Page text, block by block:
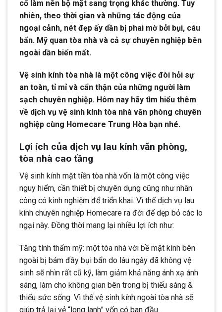
cố làm nên bộ mặt sang trọng khác thường. Tuy
nhiên, theo thời gian và những tác động của
ngoại cảnh, nét đẹp ấy dần bị phai mờ bởi bụi, cáu
bẩn. Mỹ quan tòa nhà và cả sự chuyên nghiệp bên
ngoài dần biến mất.
Vệ sinh kính tòa nhà là một công việc đòi hỏi sự
an toàn, tỉ mỉ và cẩn thận của những người làm
sạch chuyên nghiệp. Hôm nay hãy tìm hiểu thêm
về dịch vụ vệ sinh kính tòa nhà văn phòng chuyên
nghiệp cùng Homecare Trung Hòa bạn nhé.
Lợi ích của dịch vụ lau kính văn phòng,
tòa nhà cao tầng
Vệ sinh kính mặt tiền tòa nhà vốn là một công việc
nguy hiểm, cần thiết bị chuyên dụng cũng như nhân
công có kinh nghiệm để triển khai. Vì thế dịch vụ lau
kính chuyên nghiệp Homecare ra đời để dẹp bỏ các lo
ngại này. Đồng thời mang lại nhiều lợi ích như:
Tăng tính thẩm mỹ: một tòa nhà với bề mặt kính bên
ngoài bị bám đầy bụi bẩn do lâu ngày đã không vệ
sinh sẽ nhìn rất cũ kỹ, làm giảm khả năng ánh xạ ánh
sáng, làm cho không gian bên trong bị thiếu sáng &
thiếu sức sống. Vì thế vệ sinh kính ngoài tòa nhà sẽ
giúp trả lại vẻ “long lanh” vốn có ban đầu.